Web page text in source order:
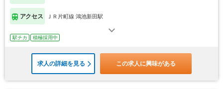
アクセス ＪＲ片町線 鴻池新田駅
駅チカ 積極採用中
求人の詳細を見る この求人に興味がある